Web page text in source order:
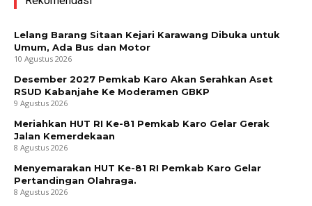
Lelang Barang Sitaan Kejari Karawang Dibuka untuk
Umum, Ada Bus dan Motor
10 Agustus 2026
Desember 2027 Pemkab Karo Akan Serahkan Aset
RSUD Kabanjahe Ke Moderamen GBKP
9 Agustus 2026
Meriahkan HUT RI Ke-81 Pemkab Karo Gelar Gerak
Jalan Kemerdekaan
8 Agustus 2026
Menyemarakan HUT Ke-81 RI Pemkab Karo Gelar
Pertandingan Olahraga.
8 Agustus 2026